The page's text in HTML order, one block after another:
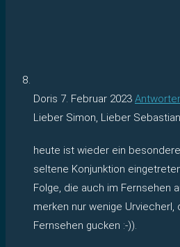
Doris 7. Februar 2023
Lieber Simon, Lieber
heute ist wieder ein
seltene Konjunktion
Folge, die auch im Fernsehen
merken nur wenige Urviecherl,
Fernsehen gucken :-)).